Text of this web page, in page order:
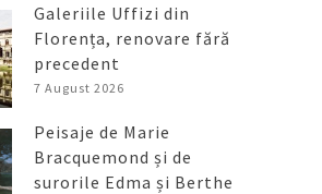
Galeriile Uffizi din
Florența, renovare fără
precedent
7 August 2026
Peisaje de Marie
Bracquemond și de
surorile Edma și Berthe